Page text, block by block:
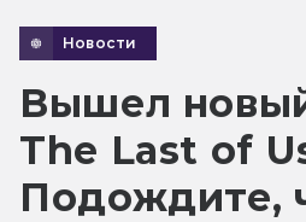
Новости
Вышел
The Last of
Подождите,